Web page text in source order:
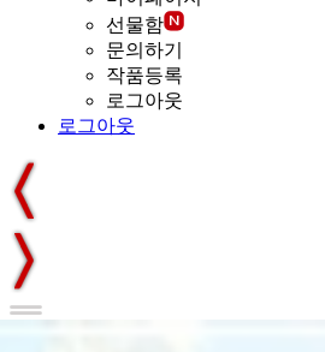
선물함
문의하기
작품등록
로그아웃
로그아웃